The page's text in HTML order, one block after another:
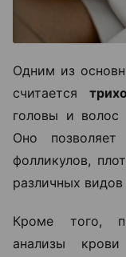
Одним из
считается
головы и волос
Оно позволяет
фолликулов,
различных
Кроме того,
анализы